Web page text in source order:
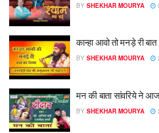
BY SHEKHAR MOURYA
कान्हा आवो तो मनड़े री
BY SHEKHAR MOURYA
मन की बाता सांवरिये ने
BY SHEKHAR MOURYA